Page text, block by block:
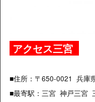
アクセス三宮
■住所：〒650-0021 兵庫
■最寄駅：三宮 神戸三宮